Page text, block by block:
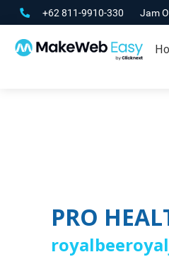
+62 811-9910-330 Jam
PRO